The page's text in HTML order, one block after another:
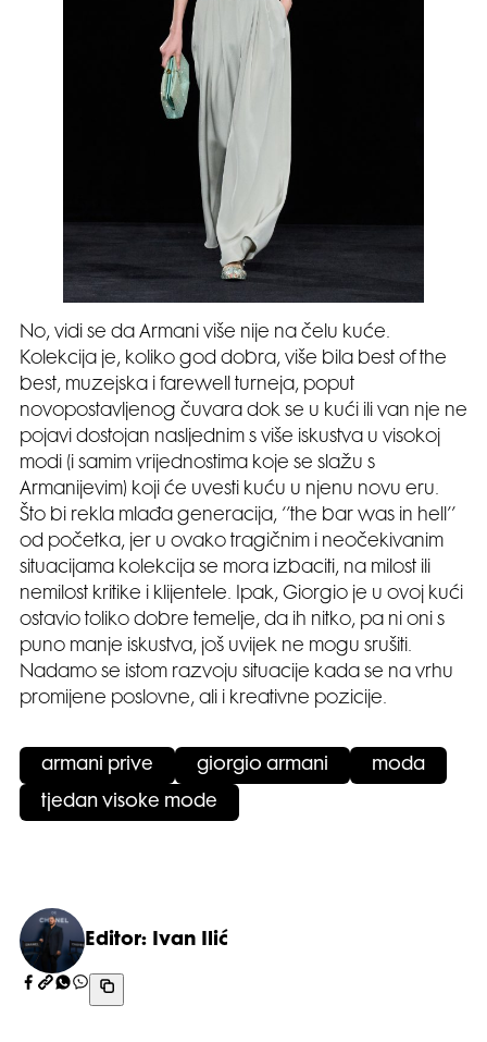
No, vidi se da Armani više nije na čelu kuće.
Kolekcija je, koliko god dobra, više bila best of the
best, muzejska i farewell turneja, poput
novopostavljenog čuvara dok se u kući ili van nje ne
pojavi dostojan nasljednim s više iskustva u visokoj
modi (i samim vrijednostima koje se slažu s
Armanijevim) koji će uvesti kuću u njenu novu eru.
Što bi rekla mlađa generacija, ‘’the bar was in hell’’
od početka, jer u ovako tragičnim i neočekivanim
situacijama kolekcija se mora izbaciti, na milost ili
nemilost kritike i klijentele. Ipak, Giorgio je u ovoj kući
ostavio toliko dobre temelje, da ih nitko, pa ni oni s
puno manje iskustva, još uvijek ne mogu srušiti.
Nadamo se istom razvoju situacije kada se na vrhu
promijene poslovne, ali i kreativne pozicije.
armani prive giorgio armani moda
tjedan visoke mode
Editor: Ivan Ilić